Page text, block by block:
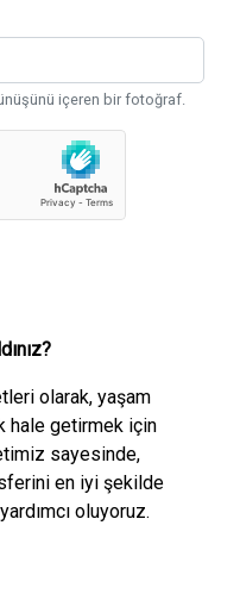
içeren bir fotoğraf.
olarak, yaşam
hale getirmek için
sayesinde,
en iyi şekilde
oluyoruz.